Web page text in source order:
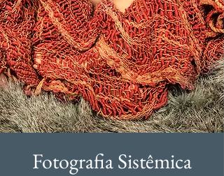
Fotografia Sistêmica